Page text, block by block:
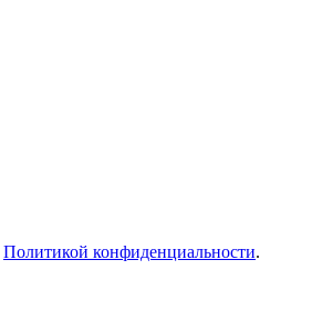
Политикой конфиденциальности.